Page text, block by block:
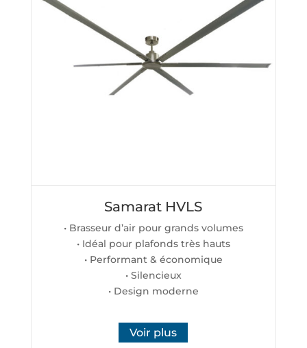
Samarat HVLS
• Brasseur d’air pour grands volumes
• Idéal pour plafonds très hauts
• Performant & économique
• Silencieux
• Design moderne
Voir plus